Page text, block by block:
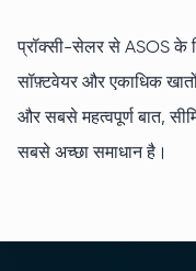
प्रॉक्सी-सेलर से ASOS के
सॉफ़्टवेयर और एकाधिक
और सबसे महत्वपूर्ण बात,
सबसे अच्छा समाधान है।